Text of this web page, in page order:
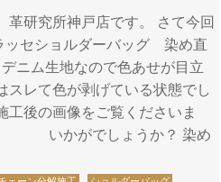
研究所神戸店です。 さて今回
ッセショルダーバッグ 染め直
ニム生地なので色あせが目立
スレて色が剥げている状態でし
後の画像をご覧くださいま
いかがでしょうか？ 染め